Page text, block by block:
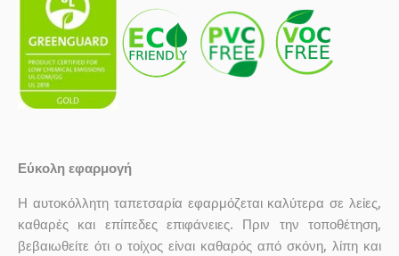
Εύκολη εφαρμογή
Η αυτοκόλλητη ταπετσαρία εφαρμόζεται καλύτερα σε λείες,
καθαρές και επίπεδες επιφάνειες. Πριν την τοποθέτηση,
βεβαιωθείτε ότι ο τοίχος είναι καθαρός από σκόνη, λίπη και